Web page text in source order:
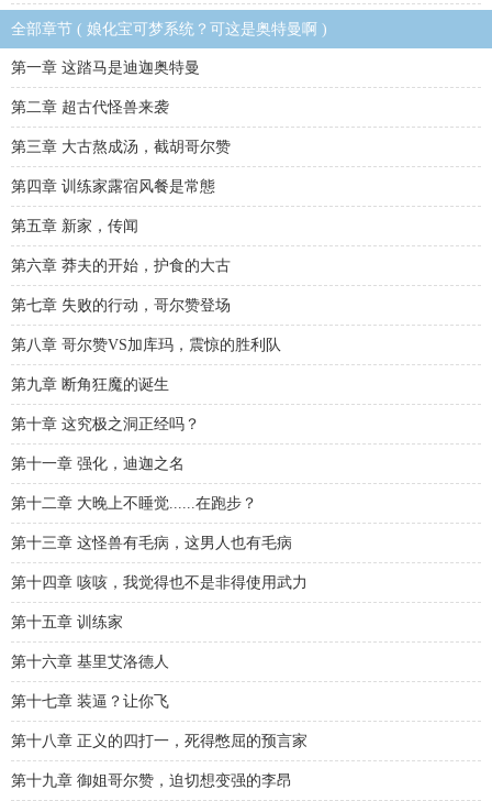
全部章节 ( 娘化宝可梦系统？可这是奥特曼啊 )
第一章 这踏马是迪迦奥特曼
第二章 超古代怪兽来袭
第三章 大古熬成汤，截胡哥尔赞
第四章 训练家露宿风餐是常態
第五章 新家，传闻
第六章 莽夫的开始，护食的大古
第七章 失败的行动，哥尔赞登场
第八章 哥尔赞VS加库玛，震惊的胜利队
第九章 断角狂魔的诞生
第十章 这究极之洞正经吗？
第十一章 强化，迪迦之名
第十二章 大晚上不睡觉......在跑步？
第十三章 这怪兽有毛病，这男人也有毛病
第十四章 咳咳，我觉得也不是非得使用武力
第十五章 训练家
第十六章 基里艾洛德人
第十七章 装逼？让你飞
第十八章 正义的四打一，死得憋屈的预言家
第十九章 御姐哥尔赞，迫切想变强的李昂